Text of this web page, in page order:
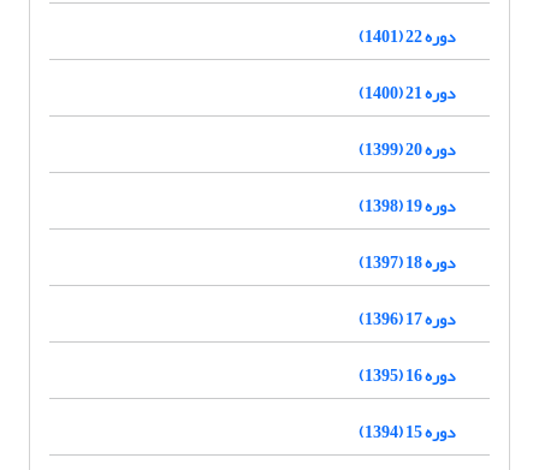
دوره 22 (1401)
دوره 21 (1400)
دوره 20 (1399)
دوره 19 (1398)
دوره 18 (1397)
دوره 17 (1396)
دوره 16 (1395)
دوره 15 (1394)